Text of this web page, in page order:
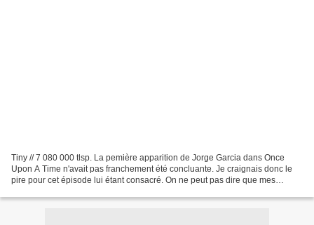
Tiny // 7 080 000 tlsp. La pemière apparition de Jorge Garcia dans Once
Upon A Time n'avait pas franchement été concluante. Je craignais donc le
pire pour cet épisode lui étant consacré. On ne peut pas dire que mes